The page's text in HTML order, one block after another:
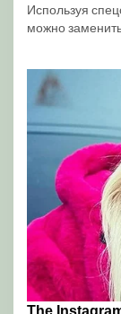
Используя
можно